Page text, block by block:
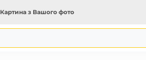
Картина з Вашого фото